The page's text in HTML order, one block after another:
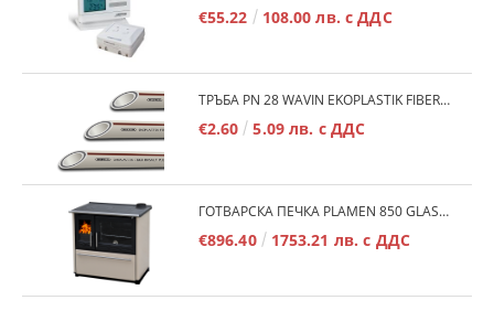
€55.22 108.00 лв. с ДДС
ТРЪБА PN 28 WAVIN EKOPLASTIK FIBER BASALT PLUS - 3М/БР.
€2.60 5.09 лв. с ДДС
ГОТВАРСКА ПЕЧКА PLAMEN 850 GLAS 11KW
€896.40 1753.21 лв. с ДДС